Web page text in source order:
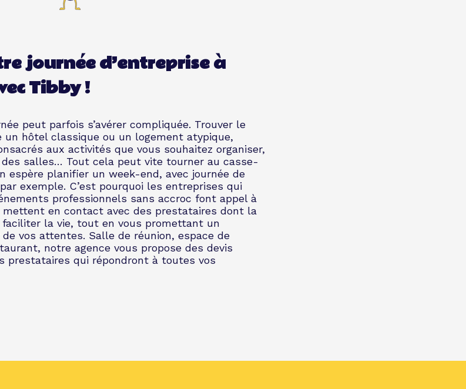
journée d’entreprise à
Tibby !
peut parfois s’avérer compliquée. Trouver le
hôtel classique ou un logement atypique,
aux activités que vous souhaitez organiser,
des salles… Tout cela peut vite tourner au casse-
espère planifier un week-end, avec journée de
exemple. C’est pourquoi les entreprises qui
professionnels sans accroc font appel à
mettent en contact avec des prestataires dont la
la vie, tout en vous promettant un
vos attentes. Salle de réunion, espace de
notre agence vous propose des devis
prestataires qui répondront à toutes vos